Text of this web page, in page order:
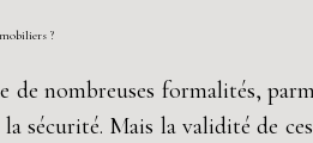
?
nombreuses formalités,
sécurité. Mais la validité de